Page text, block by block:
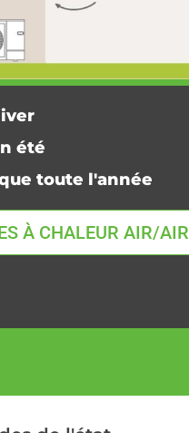
été
toute l'année
À CHALEUR AIR/AIR